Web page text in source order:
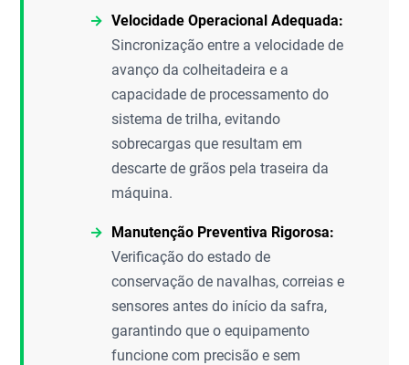
Velocidade Operacional Adequada:
Sincronização entre a velocidade de
avanço da colheitadeira e a
capacidade de processamento do
sistema de trilha, evitando
sobrecargas que resultam em
descarte de grãos pela traseira da
máquina.
Manutenção Preventiva Rigorosa:
Verificação do estado de
conservação de navalhas, correias e
sensores antes do início da safra,
garantindo que o equipamento
funcione com precisão e sem